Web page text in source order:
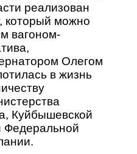
реализован
который можно
вагоном-
Олегом
в жизнь
Куйбышевской
Федеральной